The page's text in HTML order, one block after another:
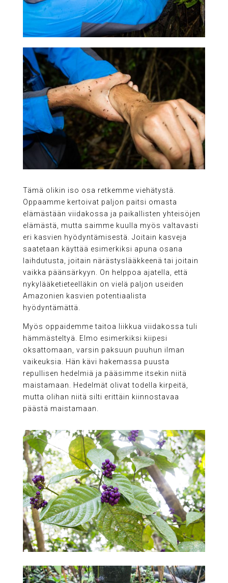
Tämä olikin iso osa retkemme viehätystä.
Oppaamme kertoivat paljon paitsi omasta
elämästään viidakossa ja paikallisten yhteisöjen
elämästä, mutta saimme kuulla myös valtavasti
eri kasvien hyödyntämisestä. Joitain kasveja
saatetaan käyttää esimerkiksi apuna osana
laihdutusta, joitain närästyslääkkeenä tai joitain
vaikka päänsärkyyn. On helppoa ajatella, että
nykylääketieteelläkin on vielä paljon useiden
Amazonien kasvien potentiaalista
hyödyntämättä.
Myös oppaidemme taitoa liikkua viidakossa tuli
hämmästeltyä. Elmo esimerkiksi kiipesi
oksattomaan, varsin paksuun puuhun ilman
vaikeuksia. Hän kävi hakemassa puusta
repullisen hedelmiä ja pääsimme itsekin niitä
maistamaan. Hedelmät olivat todella kirpeitä,
mutta olihan niitä silti erittäin kiinnostavaa
päästä maistamaan.